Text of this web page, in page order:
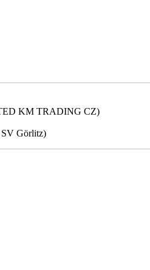
KM TRADING CZ)
SV Görlitz)